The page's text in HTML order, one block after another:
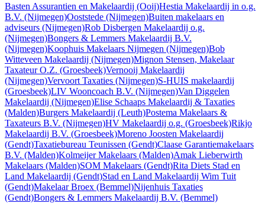
Basten Assurantien en Makelaardij (Ooij)Hestia Makelaardij in o.g.
B.V. (Nijmegen)Ooststede (Nijmegen)Buiten makelaars en
adviseurs (Nijmegen)Rob Disbergen Makelaardij o.g.
(Nijmegen)Bongers & Lemmers Makelaardij B.V.
(Nijmegen)Koophuis Makelaars Nijmegen (Nijmegen)Bob
Witteveen Makelaardij (Nijmegen)Mignon Stensen, Makelaar
Taxateur O.Z. (Groesbeek)Vernooij Makelaardij
(Nijmegen)Vervoort Taxaties (Nijmegen)S-HUIS makelaardij
(Groesbeek)LIV Wooncoach B.V. (Nijmegen)Van Diggelen
Makelaardij (Nijmegen)Elise Schaaps Makelaardij & Taxaties
(Malden)Burgers Makelaardij (Leuth)Postema Makelaars &
Taxateurs B.V. (Nijmegen)HV Makelaardij o.g. (Groesbeek)Rikjo
Makelaardij B.V. (Groesbeek)Moreno Joosten Makelaardij
(Gendt)Taxatiebureau Teunissen (Gendt)Claase Garantiemakelaars
B.V. (Malden)Kolmeijer Makelaars (Malden)Amak Lieberwirth
Makelaars (Malden)SOM Makelaars (Gendt)Rita Diets Stad en
Land Makelaardij (Gendt)Stad en Land Makelaardij Wim Tuit
(Gendt)Makelaar Broex (Bemmel)Nijenhuis Taxaties
(Gendt)Bongers & Lemmers Makelaardij B.V. (Bemmel)